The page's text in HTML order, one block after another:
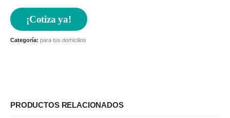
¡Cotiza ya!
Categoría: para tus domicilios
PRODUCTOS RELACIONADOS